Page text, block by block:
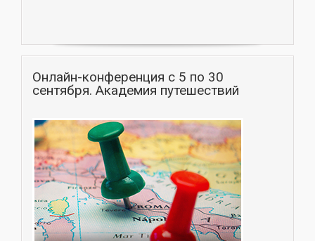
Онлайн-конференция с 5 по 30
сентября. Академия путешествий